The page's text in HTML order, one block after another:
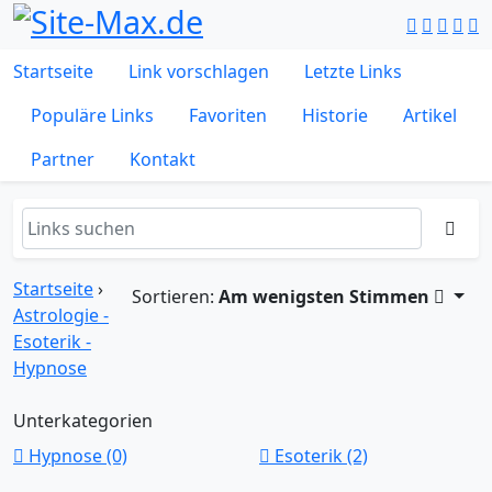
Startseite Link vorschlagen
Letzte Links
Populäre Links
Favoriten Historie
Artikel
Partner
Kontakt
Startseite›
Astrologie -
Esoterik -
Hypnose
Sortieren:Am wenigsten Stimmen
Unterkategorien
Hypnose (0)
Esoterik (2)